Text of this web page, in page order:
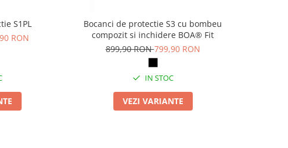
S1PL
RON
Bocanci de protectie S3 cu bombeu
compozit si inchidere BOA® Fit
899,90 RON799,90 RON
IN STOC
VEZI VARIANTE